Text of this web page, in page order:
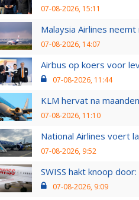
07-08-2026, 15:11
Malaysia Airlines
07-08-2026, 14:07
Airbus op koers voor
07-08-2026, 11:44
KLM hervat na
07-08-2026, 11:10
National Airlines voert
07-08-2026, 9:52
SWISS hakt knoop
07-08-2026, 9:09